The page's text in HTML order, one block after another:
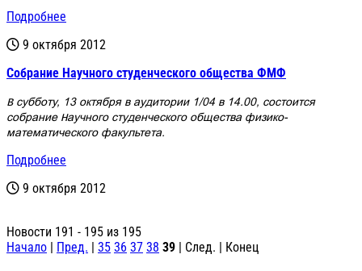
Подробнее
9 октября 2012
Cобрание Научного студенческого общества ФМФ
В субботу, 13 октября в аудитории 1/04 в 14.00, состоится
собрание Научного студенческого общества физико-
математического факультета.
Подробнее
9 октября 2012
Новости 191 - 195 из 195
Начало | Пред. | 35 36 37 38 39 | След. | Конец